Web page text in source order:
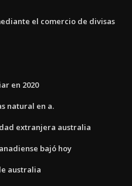
el comercio de divisas
en 2020
natural en a.
extranjera australia
bajó hoy
australia